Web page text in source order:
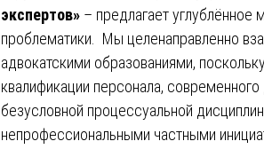
экспертов» – предлагает
проблематики. Мы целенаправленно
адвокатскими образованиями,
квалификации персонала,
безусловной процессуальной
непрофессиональными частными